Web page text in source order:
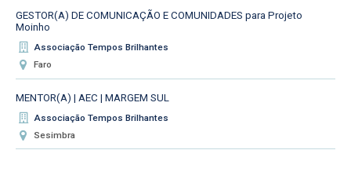
GESTOR(A) DE COMUNICAÇÃO E COMUNIDADES para Projeto
Moinho
Associação Tempos Brilhantes
Faro
MENTOR(A) | AEC | MARGEM SUL
Associação Tempos Brilhantes
Sesimbra